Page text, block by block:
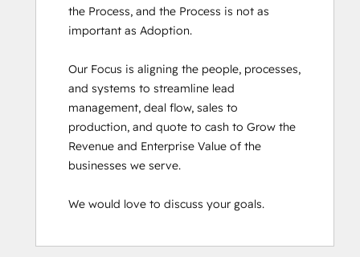
the Process, and the Process is not as
important as Adoption.
Our Focus is aligning the people, processes,
and systems to streamline lead
management, deal flow, sales to
production, and quote to cash to Grow the
Revenue and Enterprise Value of the
businesses we serve.
We would love to discuss your goals.